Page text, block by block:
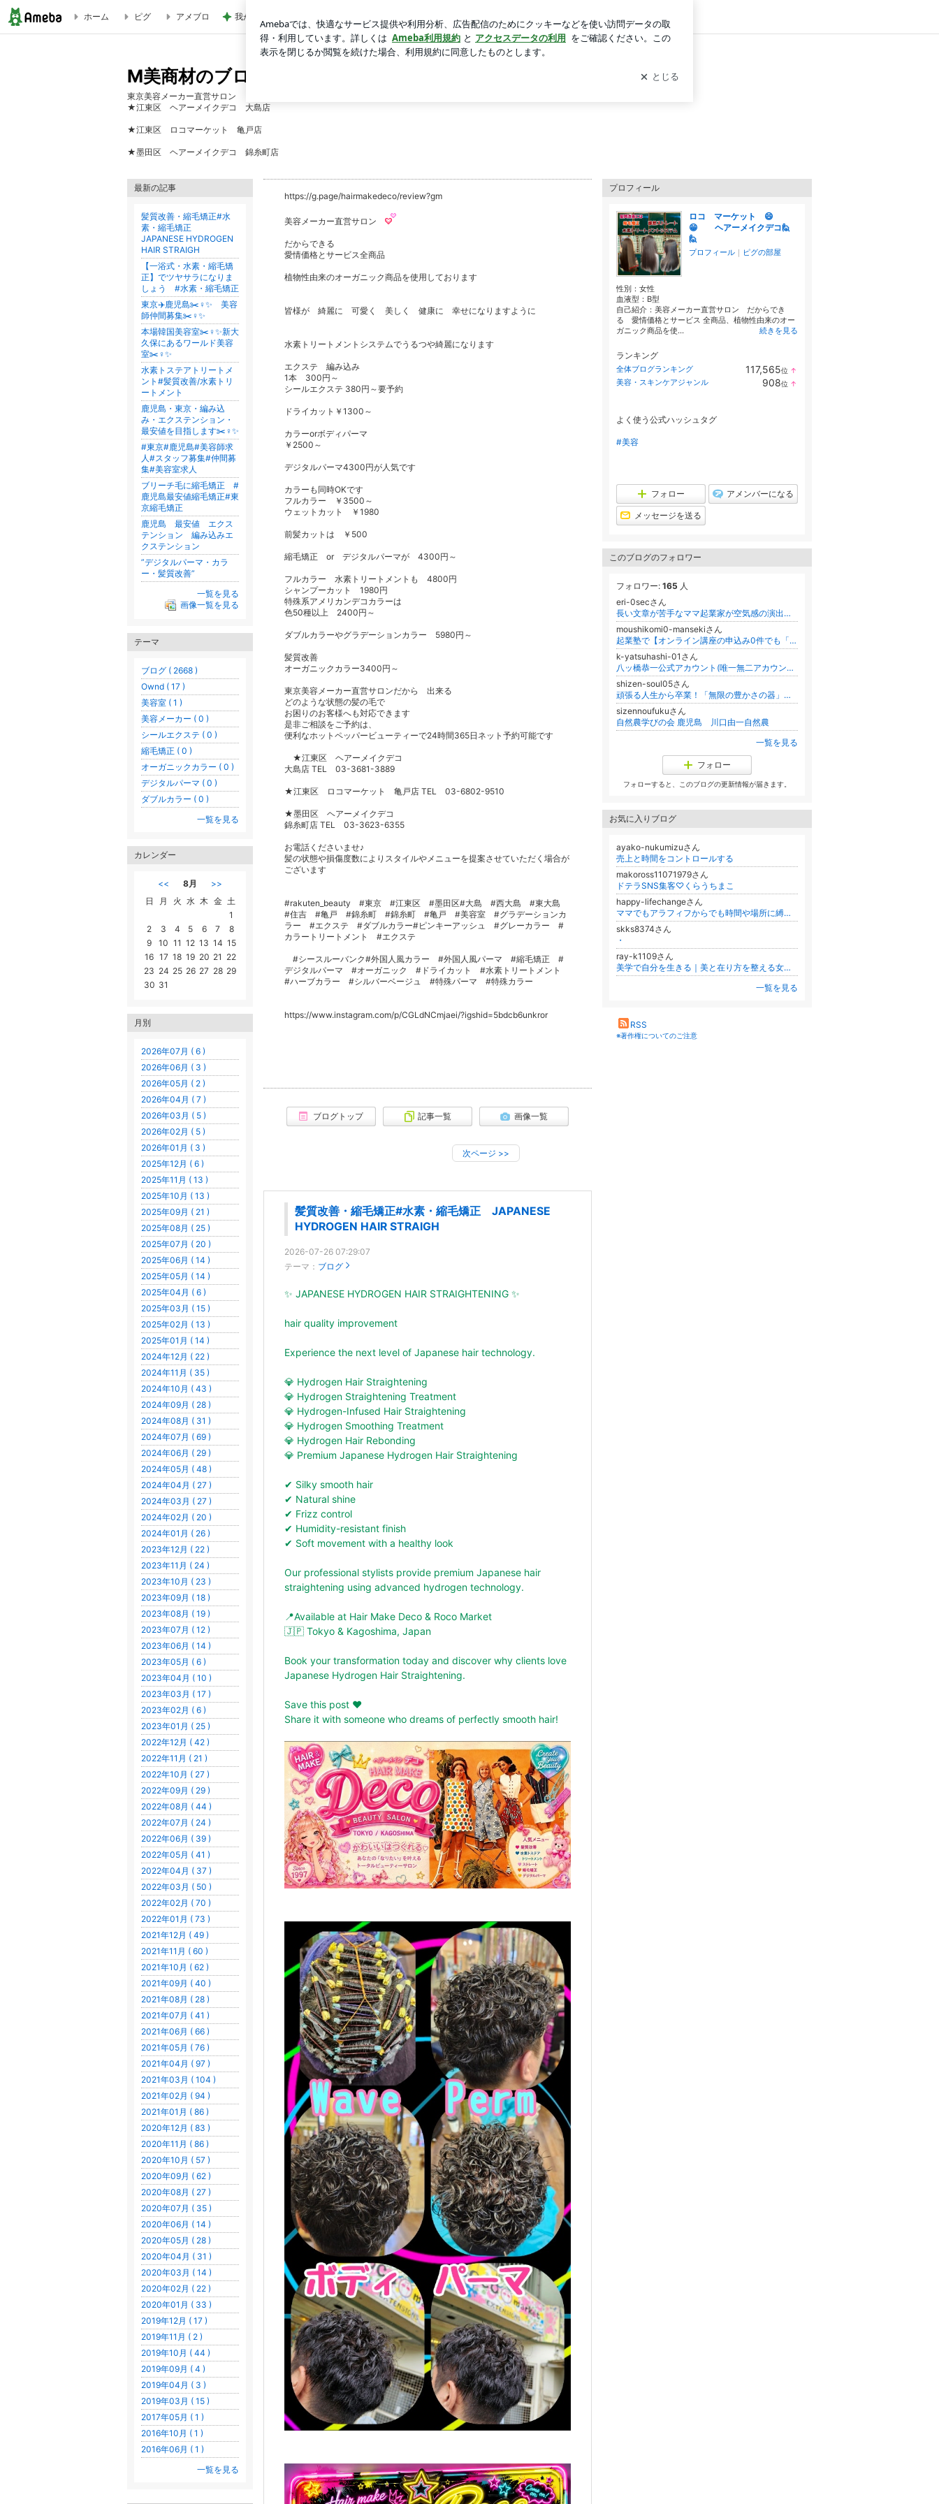
ホーム ピグ アメブロ 我が家の定番になった冷やし中華 ログイン
M美商材のブログ
東京美容メーカー直営サロン
★江東区 ヘアーメイクデコ 大島店
★江東区 ロコマーケット 亀戸店
★墨田区 ヘアーメイクデコ 錦糸町店
https://g.page/hairmakedeco/review?gm
美容メーカー直営サロン
だからできる
愛情価格とサービス全商品
植物性由来のオーガニック商品を使用しております
皆様が 綺麗に 可愛く 美しく 健康に 幸せになりますように
水素トリートメントシステムでうるつや綺麗になります
エクステ 編み込み
1本 300円～
シールエクステ 380円～要予約
ドライカット￥1300～
カラーorボディパーマ
￥2500～
デジタルパーマ4300円が人気です
カラーも同時OKです
フルカラー ￥3500～
ウェットカット ￥1980
前髪カットは ￥500
縮毛矯正 or デジタルパーマが 4300円～
フルカラー 水素トリートメントも 4800円
シャンプーカット 1980円
特殊系アメリカンデコカラーは
色50種以上 2400円～
ダブルカラーやグラデーションカラー 5980円～
髪質改善
オーガニックカラー3400円～
東京美容メーカー直営サロンだから 出来る
どのような状態の髪の毛で
お困りのお客様へも対応できます
是非ご相談をご予約は、
便利なホットペッパービューティーで24時間365日ネット予約可能です
★江東区 ヘアーメイクデコ
大島店 TEL 03-3681-3889
★江東区 ロコマーケット 亀戸店 TEL 03-6802-9510
★墨田区 ヘアーメイクデコ
錦糸町店 TEL 03-3623-6355
お電話くださいませ♪
髪の状態や損傷度数によりスタイルやメニューを提案させていただく場合が
ございます
#rakuten_beauty #東京 #江東区 #墨田区#大島 #西大島 #東大島
#住吉 #亀戸 #錦糸町 #錦糸町 #亀戸 #美容室 #グラデーションカ
ラー #エクステ #ダブルカラー#ピンキーアッシュ #グレーカラー #
カラートリートメント #エクステ
#シースルーバンク#外国人風カラー #外国人風パーマ #縮毛矯正 #
デジタルパーマ #オーガニック #ドライカット #水素トリートメント
#ハーブカラー #シルバーベージュ #特殊パーマ #特殊カラー
https://www.instagram.com/p/CGLdNCmjaei/?igshid=5bdcb6unkror
ブログトップ 記事一覧 画像一覧
次ページ >>
髪質改善・縮毛矯正#水素・縮毛矯正 JAPANESE
HYDROGEN HAIR STRAIGH
2026-07-26 07:29:07
テーマ： ブログ
✨ JAPANESE HYDROGEN HAIR STRAIGHTENING ✨
hair quality improvement
Experience the next level of Japanese hair technology.
💎 Hydrogen Hair Straightening
💎 Hydrogen Straightening Treatment
💎 Hydrogen-Infused Hair Straightening
💎 Hydrogen Smoothing Treatment
💎 Hydrogen Hair Rebonding
💎 Premium Japanese Hydrogen Hair Straightening
✔ Silky smooth hair
✔ Natural shine
✔ Frizz control
✔ Humidity-resistant finish
✔ Soft movement with a healthy look
Our professional stylists provide premium Japanese hair
straightening using advanced hydrogen technology.
📍Available at Hair Make Deco & Roco Market
🇯🇵 Tokyo & Kagoshima, Japan
Book your transformation today and discover why clients love
Japanese Hydrogen Hair Straightening.
Save this post ❤️
Share it with someone who dreams of perfectly smooth hair!
プロフィール
ロコ マーケット 😄
😁 ヘアーメイクデコ🙋
🙋
プロフィール ｜ ピグの部屋
性別： 女性
血液型： B型
自己紹介：美容メーカー直営サロン だからでき
る 愛情価格とサービス 全商品、植物性由来のオー
ガニック商品を使...
続きを見る
ランキング
全体ブログランキング 117,565位 ↑
美容・スキンケアジャンル 908位 ↑
よく使う公式ハッシュタグ
#美容
フォロー アメンバーになる
メッセージを送る
このブログのフォロワー
フォロワー: 165 人
eri-0secさん
長い文章が苦手なママ起業家が空気感の演出で最速月収超え！言葉を理屈でつめる労働を卒業して指名される限定特典を配布中！
moushikomi0-mansekiさん
起業塾で【オンライン講座の申込み0件でも「満席」と書け】と教わり、夫に売上0円を隠して、母の通院に付き添えなくなった事務職女
k-yatsuhashi-01さん
八ッ橋恭一公式アカウント(唯一無二アカウント)公式ブログ「博麗大世界へようこそ」
shizen-soul05さん
頑張る人生から卒業！「無限の豊かさの器」を作る宇宙次元の浄化✨
sizennoufukuさん
自然農学びの会 鹿児島 川口由一自然農
一覧を見る
フォロー
フォローすると、このブログの更新情報が届きます。
お気に入りブログ
ayako-nukumizuさん
売上と時間をコントロールする
makoross11071979さん
ドテラSNS集客♡くらうちまこ
happy-lifechangeさん
ママでもアラフィフからでも時間や場所に縛られない自由な働き方を叶える/神戸 中村さゆり
skks8374さん
・
ray-k1109さん
美学で自分を生きる｜美と在り方を整える女性のための人生デザインブログ
一覧を見る
RSS
※著作権についてのご注意
最新の記事
髪質改善・縮毛矯正#水
素・縮毛矯正
JAPANESE HYDROGEN
HAIR STRAIGH
【一浴式・水素・縮毛矯
正】でツヤサラになりま
しょう #水素・縮毛矯正
東京✈️鹿児島✂️♀️✨ 美容
師仲間募集✂️♀️✨
本場韓国美容室✂️♀️✨新大
久保にあるワールド美容
室✂️♀️✨
水素トステアトリートメ
ント#髪質改善/水素トリ
ートメント
鹿児島・東京・編み込
み・エクステンション・
最安値を目指します✂️♀️✨
#東京#鹿児島#美容師求
人#スタッフ募集#仲間募
集#美容室求人
ブリーチ毛に縮毛矯正 #
鹿児島最安値縮毛矯正#東
京縮毛矯正
鹿児島 最安値 エクス
テンション 編み込みエ
クステンション
”デジタルパーマ・カラ
ー・髪質改善”
一覧を見る
画像一覧を見る
テーマ
ブログ ( 2668 )
Ownd ( 17 )
美容室 ( 1 )
美容メーカー ( 0 )
シールエクステ ( 0 )
縮毛矯正 ( 0 )
オーガニックカラー ( 0 )
デジタルパーマ ( 0 )
ダブルカラー ( 0 )
一覧を見る
カレンダー
<< 8月
>>
日
月 火 水 木 金 土
1
2
3 4 5 6 7
8
9
10 11 12 13 14 15
16 17 18 19 20 21 22
23 24 25 26 27 28 29
30 31
月別
2026年07月 ( 6 )
2026年06月 ( 3 )
2026年05月 ( 2 )
2026年04月 ( 7 )
2026年03月 ( 5 )
2026年02月 ( 5 )
2026年01月 ( 3 )
2025年12月 ( 6 )
2025年11月 ( 13 )
2025年10月 ( 13 )
2025年09月 ( 21 )
2025年08月 ( 25 )
2025年07月 ( 20 )
2025年06月 ( 14 )
2025年05月 ( 14 )
2025年04月 ( 6 )
2025年03月 ( 15 )
2025年02月 ( 13 )
2025年01月 ( 14 )
2024年12月 ( 22 )
2024年11月 ( 35 )
2024年10月 ( 43 )
2024年09月 ( 28 )
2024年08月 ( 31 )
2024年07月 ( 69 )
2024年06月 ( 29 )
2024年05月 ( 48 )
2024年04月 ( 27 )
2024年03月 ( 27 )
2024年02月 ( 20 )
2024年01月 ( 26 )
2023年12月 ( 22 )
2023年11月 ( 24 )
2023年10月 ( 23 )
2023年09月 ( 18 )
2023年08月 ( 19 )
2023年07月 ( 12 )
2023年06月 ( 14 )
2023年05月 ( 6 )
2023年04月 ( 10 )
2023年03月 ( 17 )
2023年02月 ( 6 )
2023年01月 ( 25 )
2022年12月 ( 42 )
2022年11月 ( 21 )
2022年10月 ( 27 )
2022年09月 ( 29 )
2022年08月 ( 44 )
2022年07月 ( 24 )
2022年06月 ( 39 )
2022年05月 ( 41 )
2022年04月 ( 37 )
2022年03月 ( 50 )
2022年02月 ( 70 )
2022年01月 ( 73 )
2021年12月 ( 49 )
2021年11月 ( 60 )
2021年10月 ( 62 )
2021年09月 ( 40 )
2021年08月 ( 28 )
2021年07月 ( 41 )
2021年06月 ( 66 )
2021年05月 ( 76 )
2021年04月 ( 97 )
2021年03月 ( 104 )
2021年02月 ( 94 )
2021年01月 ( 86 )
2020年12月 ( 83 )
2020年11月 ( 86 )
2020年10月 ( 57 )
2020年09月 ( 62 )
2020年08月 ( 27 )
2020年07月 ( 35 )
2020年06月 ( 14 )
2020年05月 ( 28 )
2020年04月 ( 31 )
2020年03月 ( 14 )
2020年02月 ( 22 )
2020年01月 ( 33 )
2019年12月 ( 17 )
2019年11月 ( 2 )
2019年10月 ( 44 )
2019年09月 ( 4 )
2019年04月 ( 3 )
2019年03月 ( 15 )
2017年05月 ( 1 )
2016年10月 ( 1 )
2016年06月 ( 1 )
一覧を見る